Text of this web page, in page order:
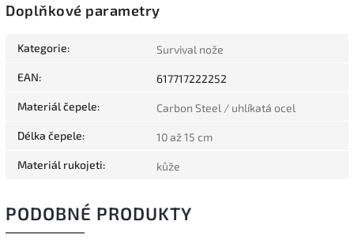
Doplňkové parametry
Kategorie: Survival nože
EAN: 617717222252
Materiál čepele: Carbon Steel / uhlíkatá ocel
Délka čepele: 10 až 15 cm
Materiál rukojeti: kůže
PODOBNÉ PRODUKTY